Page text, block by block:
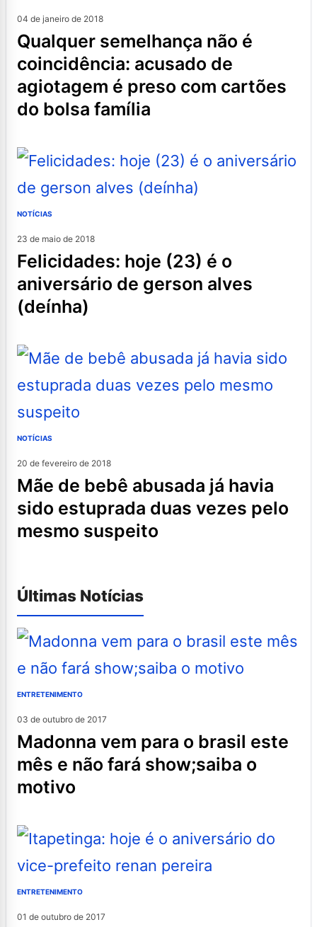
04 de janeiro de 2018
qualquer semelhança não é
coincidência: acusado de
agiotagem é preso com cartões
do bolsa família
NOTÍCIAS
23 de maio de 2018
felicidades: hoje (23) é o
aniversário de gerson alves
(deínha)
NOTÍCIAS
20 de fevereiro de 2018
mãe de bebê abusada já havia
sido estuprada duas vezes pelo
mesmo suspeito
Últimas Notícias
ENTRETENIMENTO
03 de outubro de 2017
madonna vem para o brasil este
mês e não fará show;saiba o
motivo
ENTRETENIMENTO
01 de outubro de 2017